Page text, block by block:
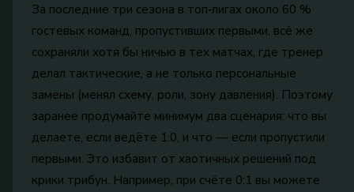
За последние три сезона в топ‑лигах около 60 %
гостевых команд, пропустивших первыми, всё же
сохраняли хотя бы ничью в тех матчах, где тренер
делал тактические, а не только персональные
замены (менял схему, роли, зону давления). Поэтому
заранее продумайте минимум два сценария: что вы
делаете, если ведёте 1:0, и что — если пропустили
первыми. Это избавит от хаотичных решений под
крики трибун. Например, при счёте 0:1 вы можете